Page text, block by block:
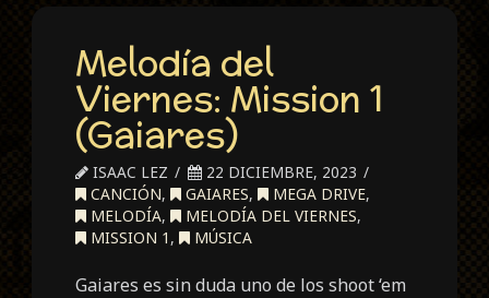
Melodía del
Viernes: Mission 1
(Gaiares)
ISAAC LEZ
22 DICIEMBRE, 2023
CANCIÓN, GAIARES, MEGA DRIVE,
MELODÍA, MELODÍA DEL VIERNES,
MISSION 1 , MÚSICA
Gaiares es sin duda uno de los shoot ‘em